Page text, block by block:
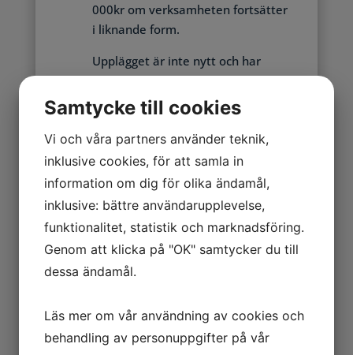
000kr om verksamheten fortsätter
i liknande form.
Upplägget är inte nytt och har
bedrivits i olika former de senaste
åren, med andra individer och
bolag i förgrunden. Vissa aktiva i
skrivande stund. Relationer finns
till varningslistade personer och
bolag.
Mer om nätverket bakom
siterna:
Mannen bakom Trafikenheten
Samtycke till cookies
Vi och våra partners använder teknik,
inklusive cookies, för att samla in
information om dig för olika ändamål,
inklusive: bättre användarupplevelse,
funktionalitet, statistik och marknadsföring.
Genom att klicka på "OK" samtycker du till
dessa ändamål.
Läs mer om vår användning av cookies och
behandling av personuppgifter på vår